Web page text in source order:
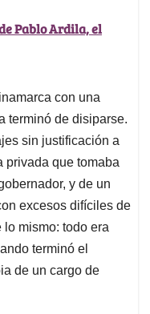
Pablo Ardila, el
con una
terminó de disiparse.
sin justificación a
privada que tomaba
y de un
excesos difíciles de
mismo: todo era
terminó el
de un cargo de